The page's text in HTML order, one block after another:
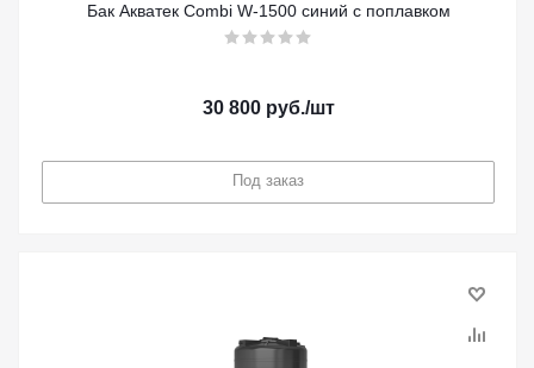
Бак Акватек Combi W-1500 синий с поплавком
30 800руб./шт
Под заказ